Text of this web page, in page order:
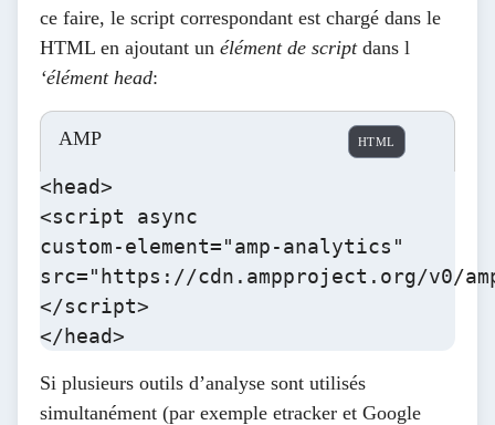
ce faire, le script correspondant est chargé dans le
HTML en ajoutant un élément de scriptdans l
‘élément head:
AMP HTML
<head>
<script async
custom-element="amp-analytics"
src="https://cdn.ampproject.org/v0/
</script>
</head>
Si plusieurs outils d’analyse sont utilisés
simultanément (par exemple etracker et Google